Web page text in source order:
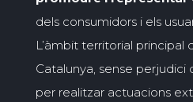
dels consumidors i els
L’àmbit territorial principal
Catalunya, sense perjudici
per realitzar actuacions